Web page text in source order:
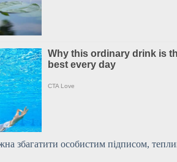
збагатити особистим підписом,